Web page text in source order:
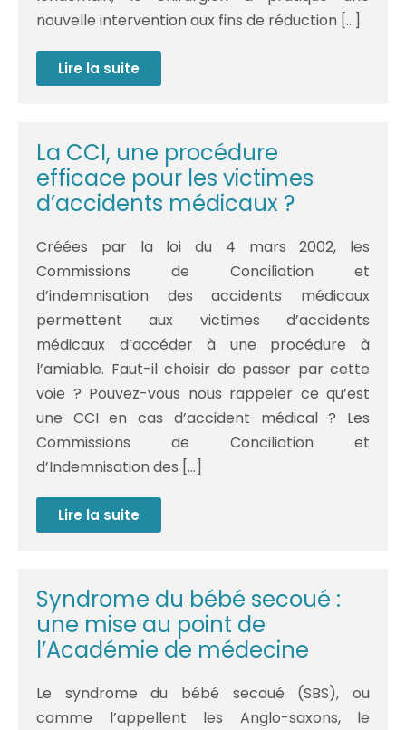
nouvelle intervention aux fins de réduction […]
Lire la suite
Accident
médical
par
l’ONIAM : un
arrêt
de
travail
de
caractérise
la
condition
de
gravité
La CCI, une procédure
efficace pour les victimes
d’accidents médicaux ?
Créées par la loi du 4 mars 2002, les
Commissions de Conciliation et
d’indemnisation des accidents médicaux
permettent aux victimes d’accidents
médicaux d’accéder à une procédure à
l’amiable. Faut-il choisir de passer par cette
voie ? Pouvez-vous nous rappeler ce qu’est
une CCI en cas d’accident médical ? Les
Commissions de Conciliation et
d’Indemnisation des […]
Lire la suite
La
CCI,
les
victimes
d’accidents
médicaux ?
Syndrome du bébé secoué :
une mise au point de
l’Académie de médecine
Le syndrome du bébé secoué (SBS), ou
comme l’appellent les Anglo-saxons, le